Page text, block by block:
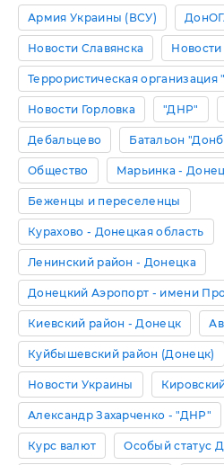
Армия Украины (ВСУ)
Новости Славянска
Террористическая
Новости Горловка "ДНР"
Дебальцево Батальон
Общество Марьинка -
Беженцы и переселенцы
Курахово - Донецкая область
Ленинский район - Донецка
Донецкий Аэропорт - имени
Киевский район - Донецк
Куйбышевский район (Донецк)
Новости Украины
Александр Захарченко - "ДНР"
Курс валют Особый статус